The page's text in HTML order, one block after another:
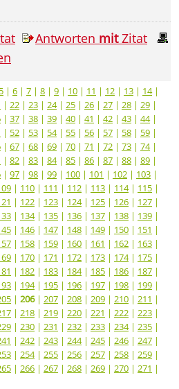
Antworten mitZitat
5 | 6 | 7 | 8 | 9 | 10 | 11 | 12 | 13 | 14|
| 22 | 23 | 24| 25 | 26 | 27 | 28 | 29 |
| 37 | 38 | 39 | 40 | 41 | 42 | 43 | 44|
| 52 | 53 | 54| 55 | 56 | 57 | 58 | 59 |
| 67 | 68 | 69 | 70 | 71 | 72 | 73 | 74|
| 82 | 83 | 84| 85 | 86 | 87 | 88 | 89 |
| 97 | 98 | 99 | 100 | 101 | 102 | 103 |
| 110 | 111 | 112 | 113 | 114| 115 |
| 122 | 123 | 124| 125 | 126 | 127 |
| 134| 135 | 136 | 137 | 138 | 139 |
| 146 | 147 | 148 | 149 | 150 | 151 |
| 158 | 159 | 160 | 161 | 162 | 163 |
| 170 | 171 | 172 | 173 | 174| 175 |
| 182 | 183 | 184| 185 | 186 | 187 |
| 194| 195 | 196 | 197 | 198 | 199 |
| 206| 207 | 208 | 209 | 210 | 211 |
| 218 | 219 | 220 | 221 | 222 | 223 |
| 230 | 231 | 232 | 233 | 234| 235 |
| 242 | 243 | 244| 245 | 246 | 247 |
| 254| 255 | 256 | 257 | 258 | 259 |
| 266 | 267 | 268 | 269 | 270 | 271 |